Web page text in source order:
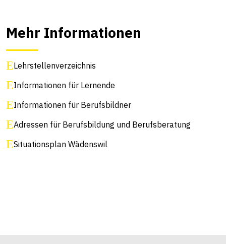
Mehr Informationen
Lehrstellenverzeichnis
Informationen für Lernende
Informationen für Berufsbildner
Adressen für Berufsbildung und Berufsberatung
Situationsplan Wädenswil